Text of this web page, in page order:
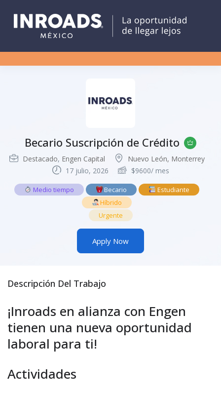
Becario Suscripción de Crédito
Destacado, Engen Capital
Nuevo León, Monterrey
17 julio, 2026
$9600/ mes
Medio tiempo Becario
Estudiante
Híbrido
Urgente
Apply Now
Descripción Del Trabajo
¡Inroads en alianza con Engen
tienen una nueva oportunidad
laboral para ti!
Actividades